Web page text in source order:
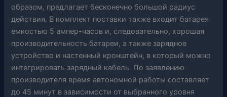
образом, предлагает бесконечно большой радиус
действия. В комплект поставки также входит батарея
емкостью 5 ампер-часов и, следовательно, хорошая
производительность батареи, а также зарядное
устройство и настенный кронштейн, в который можно
интегрировать зарядный кабель. По заявлению
производителя время автономной работы составляет
до 45 минут в зависимости от выбранного уровня